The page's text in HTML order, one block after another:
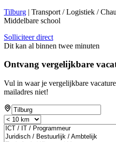
Tilburg | Transport / Logistiek /
Middelbare school
Solliciteer direct
Dit kan al binnen twee minuten
Ontvang vergelijkbare
Vul in waar je vergelijkbare
mailadres niet!